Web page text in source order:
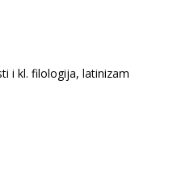
i kl. filologija, latinizam